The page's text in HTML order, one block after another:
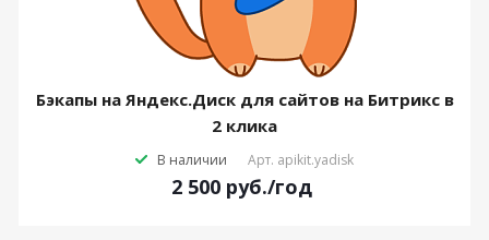
Бэкапы на Яндекс.Диск для сайтов на Битрикс в
2 клика
В наличии Арт. apikit.yadisk
2 500 руб./год